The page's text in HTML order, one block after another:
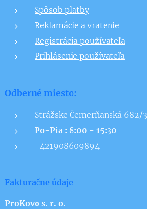
Spôsob platby
Reklamácie a vratenie
Registrácia používateľa
Prihlásenie používateľa
Odberné miesto:
Strážske Čemerňanská 682/3
Po-Pia : 8:00 - 15:30
+421908609894
Fakturačne údaje
ProKovo s. r. o.